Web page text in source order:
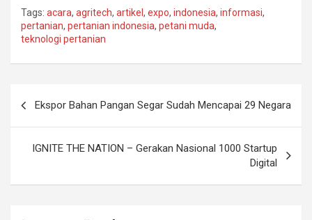
Tags: acara, agritech, artikel , expo, indonesia, informasi,
pertanian, pertanian indonesia, petani muda,
teknologi pertanian
navigation
Ekspor Bahan Pangan Segar Sudah Mencapai 29 Negara
IGNITE THE NATION – Gerakan Nasional 1000 Startup
Digital